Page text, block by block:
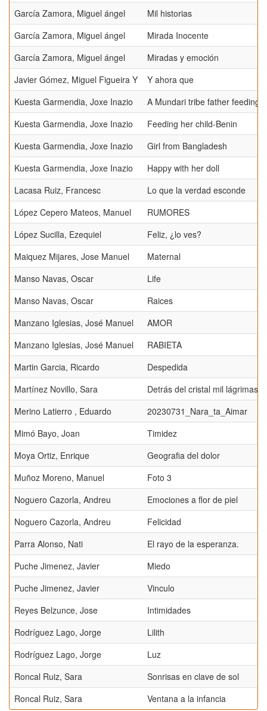
García Zamora, Miguel ángel
Mil historias
García Zamora, Miguel ángel
Mirada Inocente
García Zamora, Miguel ángel
Miradas y emoción
Javier Gómez, Miguel Figueira Y
Y ahora que
Kuesta Garmendia, Joxe Inazio
A Mundari tribe father feeding
Kuesta Garmendia, Joxe Inazio
Feeding her child-Benin
Kuesta Garmendia, Joxe Inazio
Girl from Bangladesh
Kuesta Garmendia, Joxe Inazio
Happy with her doll
Lacasa Ruiz, Francesc
Lo que la verdad esconde
López Cepero Mateos, Manuel
RUMORES
López Sucilla, Ezequiel
Feliz, ¿lo ves?
Maiquez Mijares, Jose Manuel
Maternal
Manso Navas, Oscar
Life
Manso Navas, Oscar
Raices
Manzano Iglesias, José Manuel
AMOR
Manzano Iglesias, José Manuel
RABIETA
Martin Garcia, Ricardo
Despedida
Martínez Novillo, Sara
Detrás del cristal mil lágrimas
Merino Latierro , Eduardo
20230731_Nara_ta_Aimar
Mimó Bayo, Joan
Timidez
Moya Ortiz, Enrique
Geografia del dolor
Muñoz Moreno, Manuel
Foto 3
Noguero Cazorla, Andreu
Emociones a flor de piel
Noguero Cazorla, Andreu
Felicidad
Parra Alonso, Nati
El rayo de la esperanza.
Puche Jimenez, Javier
Miedo
Puche Jimenez, Javier
Vinculo
Reyes Belzunce, Jose
Intimidades
Rodríguez Lago, Jorge
Lilith
Rodríguez Lago, Jorge
Luz
Roncal Ruiz, Sara
Sonrisas en clave de sol
Roncal Ruiz, Sara
Ventana a la infancia